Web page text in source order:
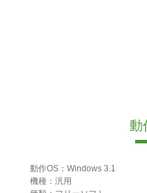
動
動作OS：Windows 3.1
機種：汎用